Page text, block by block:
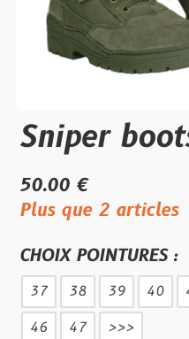
Sniper
50.00 €
Plus que 2 articles
CHOIX POINTURES :
37 38 39 40
46
47 >>>